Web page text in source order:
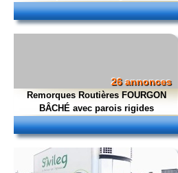
26 annonces
Remorques Routières FOURGON
BÂCHÉ avec parois rigides